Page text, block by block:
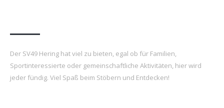
Der SV49 Hering hat viel zu bieten, egal ob für Familien,
Sportinteressierte oder gemeinschaftliche Aktivitäten, hier wird
jeder fündig. Viel Spaß beim Stöbern und Entdecken!